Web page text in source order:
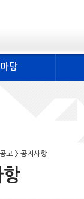
당
고 > 공지사항
항